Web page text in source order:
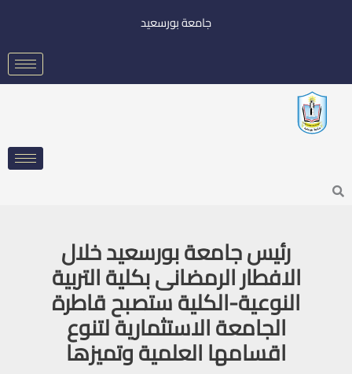
جامعة بورسعيد
Search
رئيس جامعة بورسعيد خلال
الافطار الرمضانى بكلية التربية
النوعية-الكلية ستصبح قاطرة
الجامعة الاستثمارية لتنوع
اقسامها العلمية وتميزها